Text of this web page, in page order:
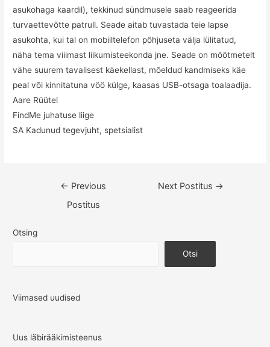
asukohaga kaardil), tekkinud sündmusele saab reageerida
turvaettevõtte patrull. Seade aitab tuvastada teie lapse
asukohta, kui tal on mobiiltelefon põhjuseta välja lülitatud,
näha tema viiimast liikumisteekonda jne. Seade on mõõtmetelt
vähe suurem tavalisest käekellast, mõeldud kandmiseks käe
peal või kinnitatuna vöö külge, kaasas USB-otsaga toalaadija.
Aare Rüütel
FindMe juhatuse liige
SA Kadunud tegevjuht, spetsialist
Navigeerimine
← Previous
Postitus
Next Postitus →
Otsing
Otsi
Viimased uudised
Uus läbirääkimisteenus